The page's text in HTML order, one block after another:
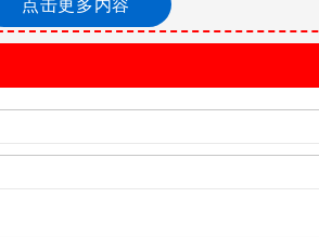
及篮球、羽毛球等运动场所，标准化的
骨干专业，同时汽修还为省级骨干专
、普通铣工车间，刨/磨/镗工车间、焊工
间、汽车电器车间、汽车空调车间、汽车